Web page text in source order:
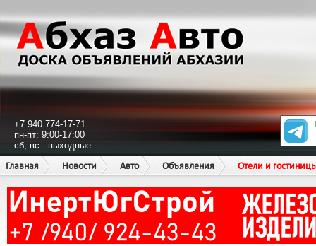
+7 940 774-17-71
пн-пт: 9:00-17:00
сб, вс - выходные
Главная
Новости Авто Объявления Отели и